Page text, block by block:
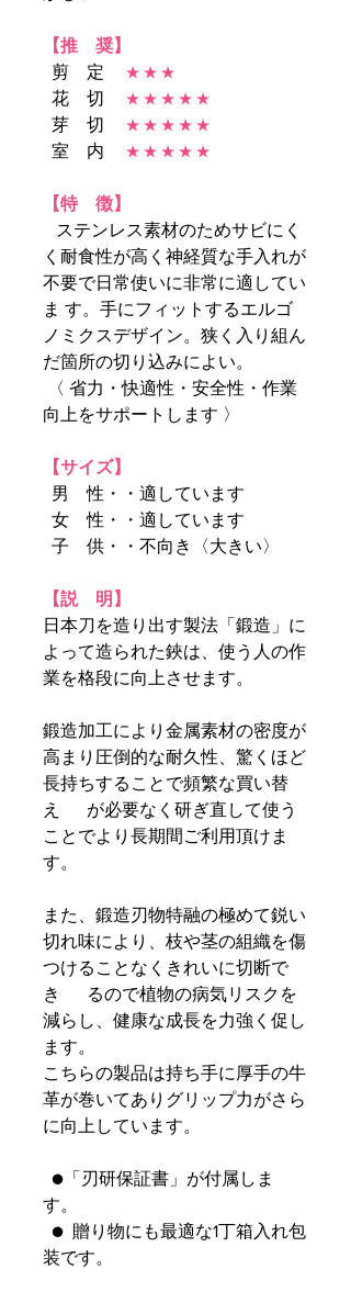
【推 奨】
剪 定 ★ ★ ★
花 切 ★ ★ ★ ★ ★
芽 切 ★ ★ ★ ★ ★
室 内 ★ ★ ★ ★ ★
【特 徴】
ステンレス素材のためサビにく
く耐食性が高く神経質な手入れが
不要で日常使いに非常に適してい
ま す。 手にフィットするエルゴ
ノミクスデザイン。狭く入り組ん
だ箇所の切り込みによい。
〈 省力・快適性・安全性・作業
向上をサポートします 〉
【サイズ】
男 性・・適しています
女 性・・適しています
子 供・・不向き〈大きい〉
【説 明】
日本刀を造り出す製法「鍛造」に
よって造られた鋏は、使う人の作
業を格段に向上させます。
鍛造加工により金属素材の密度が
高まり圧倒的な耐久性、驚くほど
長持ちすることで頻繁な買い替
え が必要なく研ぎ直して使う
ことでより長期間ご利用頂けま
す。
また、鍛造刃物特融の極めて鋭い
切れ味により、枝や茎の組織を傷
つけることなくきれいに切断で
き るので植物の病気リスクを
減らし、健康な成長を力強く促し
ます。
こちらの製品は持ち手に厚手の牛
革が巻いてありグリップ力がさら
に向上しています。
●「刃研保証書」が付属しま
す。
● 贈り物にも最適な1丁箱入れ包
装です。